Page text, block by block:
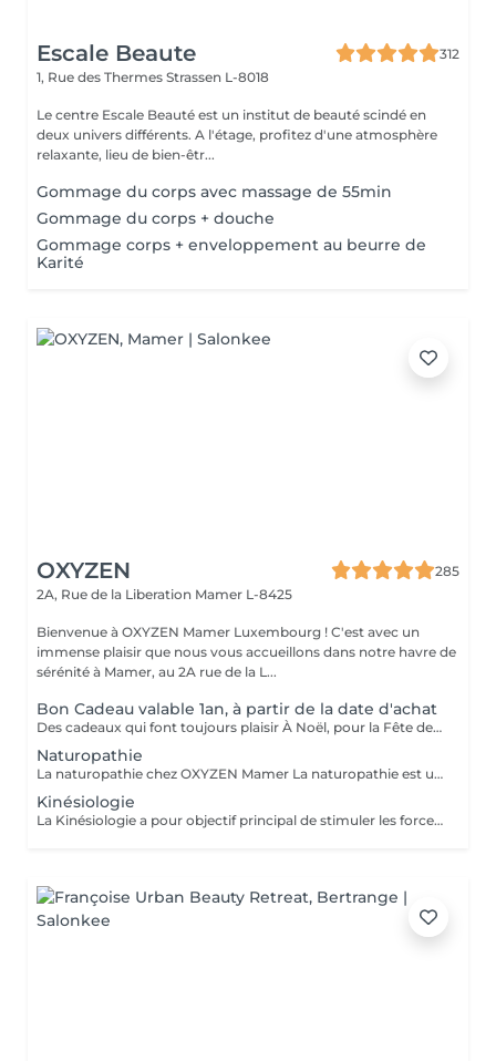
Escale Beaute
312
1, Rue des Thermes Strassen L-8018
Le centre Escale Beauté est un institut de beauté scindé en
deux univers différents. A l'étage, profitez d'une atmosphère
relaxante, lieu de bien-êtr...
Gommage du corps avec massage de 55min
Gommage du corps + douche
Gommage corps + enveloppement au beurre de
Karité
OXYZEN
285
2A, Rue de la Liberation Mamer L-8425
Bienvenue à OXYZEN Mamer Luxembourg ! C'est avec un
immense plaisir que nous vous accueillons dans notre havre de
sérénité à Mamer, au 2A rue de la L...
Bon Cadeau valable 1an, à partir de la date d'achat
Des cadeaux qui font toujours plaisir À Noël, pour la Fête des Mères, des Pères, des Grands-Mères, la Saint-Valentin, un anniversaire ou simplement pour faire plaisir : les bons cadeaux OXYZEN sont l'attention idéale. Offrez à vos proches une véritable expérience de bien-être inoubliable. * Vous pouvez acheter vos bons cadeaux directement en ligne sur Salonkee, de façon simple et sécurisée. * Vous pouvez également les commander via notre site internet : https://www.oxyzen.lu Sur notre site, vous avez la possibilité de recevoir un bon cadeau personnalisé, prêt à être imprimé, utilisable immédiatement. Nos bons cadeaux sont valides 1 an à compter de leur date d'achat. Ils peuvent être envoyés par courrier à l'adresse de votre choix ou reçus par mail immédiatement après validation de votre achat . Et si vous préférez le contact direct, il est aussi possible de venir les récupérer en mains propres sur rendez-vous.
Naturopathie
La naturopathie chez OXYZEN Mamer La naturopathie est une approche naturelle et personnalisée qui aide votre corps à retrouver équilibre et vitalité. Chez OXYZEN, nous mettons l'accent sur l'essentiel : la digestion. Une bonne digestion, c'est moins de ballonnements, plus d'énergie, un meilleur sommeil et des défenses renforcées. Pour cela, nous vous guidons notamment sur les bonnes associations alimentaires, afin de faciliter le travail digestif et d'éviter les inconforts. Chaque séance est un moment d'écoute et de conseils pratiques adaptés à votre rythme : hygiène alimentaire, sommeil, gestion du stress, plantes et solutions naturelles. Pas de frustration : l'idée est d'avancer étape par étape, pour des changements durables. Prenez rendez-vous dès aujourd'hui et découvrez comment améliorer votre bien-être en commençant par votre système digestif. Avertissement : Nos soins sont dédiés au bien-être et à la relaxation. Ils ne remplacent pas un suivi médical et ne relèvent pas de la kinésithérapie.
Kinésiologie
La Kinésiologie a pour objectif principal de stimuler les forces d'auto-guérison de l'homme, et également augmenter son bien-être en équilibrant les énergies. Elle permet aussi au corps de mieux s'exprimer, et à nous de mieux le comprendre. Il est de plus en plus évident que notre santé et nos émotions sont intimement liées. En équilibrant le corps ou les émotions, on permet de rétablir un équilibre global chez la personne de stimuler ses forces d'auto-guérison et surtout de lui donner les moyens de grandir et de s'épanouir. Tout a été étudié afin que vous puissiez passer un réel moment de détente et d'oubli du temps !!! Avertissement : Nos soins sont dédiés au bien-être et à la relaxation. Ils ne remplacent pas un suivi médical et ne relèvent pas de la kinésithérapie.